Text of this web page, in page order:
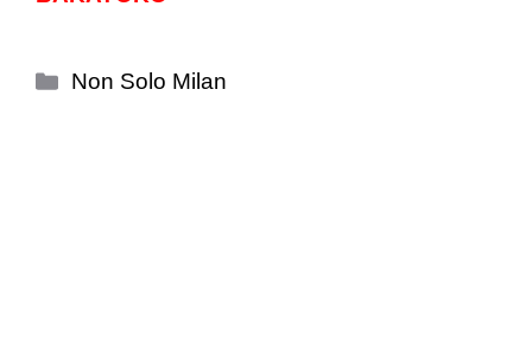
Categorie
Non Solo Milan